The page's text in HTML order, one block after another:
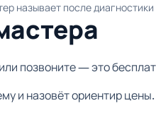
называет после
позвоните — это
и назовёт ориентир цены.